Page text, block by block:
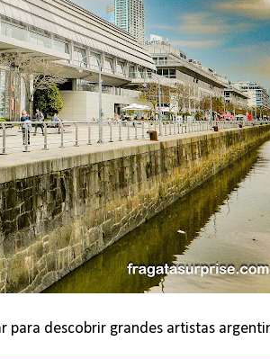
para descobrir grandes artistas